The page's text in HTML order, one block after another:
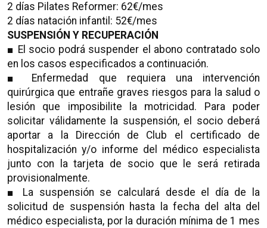
2 días Pilates Reformer: 62€/mes
2 días natación infantil: 52€/mes
SUSPENSIÓN Y RECUPERACIÓN
■ El socio podrá suspender el abono contratado solo
en los casos especificados a continuación.
■ Enfermedad que requiera una intervención
quirúrgica que entrañe graves riesgos para la salud o
lesión que imposibilite la motricidad. Para poder
solicitar válidamente la suspensión, el socio deberá
aportar a la Dirección de Club el certificado de
hospitalización y/o informe del médico especialista
junto con la tarjeta de socio que le será retirada
provisionalmente.
■ La suspensión se calculará desde el día de la
solicitud de suspensión hasta la fecha del alta del
médico especialista, por la duración mínima de 1 mes